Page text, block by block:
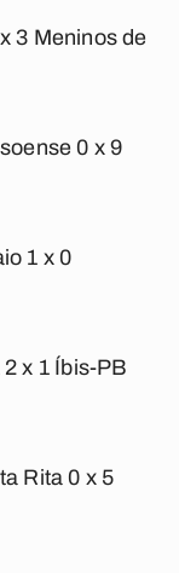
3 Meninos de
0 x 9
1 x 0
2 x 1 Íbis-PB
Rita 0 x 5